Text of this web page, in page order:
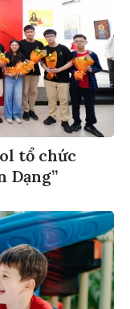
tổ chức
Dạng”